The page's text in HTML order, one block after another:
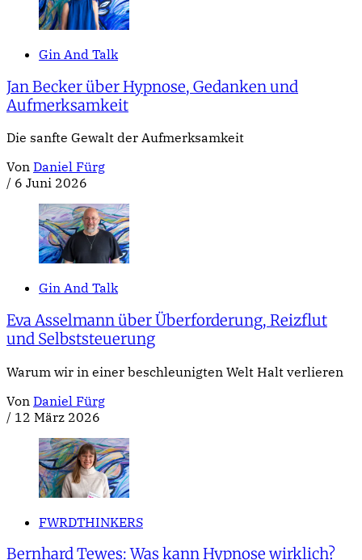
Gin And Talk
Jan Becker über Hypnose, Gedanken und
Aufmerksamkeit
Die sanfte Gewalt der Aufmerksamkeit
Von Daniel Fürg
/ 6 Juni 2026
Gin And Talk
Eva Asselmann über Überforderung, Reizflut
und Selbststeuerung
Warum wir in einer beschleunigten Welt Halt verlieren
Von Daniel Fürg
/ 12 März 2026
FWRDTHINKERS
Bernhard Tewes: Was kann Hypnose wirklich?